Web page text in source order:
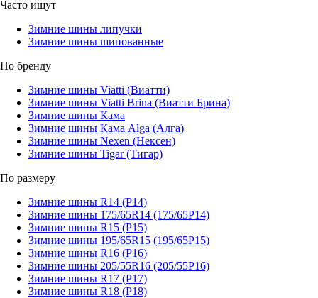
Часто ищут
Зимние шины липучки
Зимние шины шипованные
По бренду
Зимние шины Viatti (Виатти)
Зимние шины Viatti Brina (Виатти Брина)
Зимние шины Кама
Зимние шины Кама Alga (Алга)
Зимние шины Nexen (Нексен)
Зимние шины Tigar (Тигар)
По размеру
Зимние шины R14 (Р14)
Зимние шины 175/65R14 (175/65Р14)
Зимние шины R15 (Р15)
Зимние шины 195/65R15 (195/65Р15)
Зимние шины R16 (Р16)
Зимние шины 205/55R16 (205/55Р16)
Зимние шины R17 (Р17)
Зимние шины R18 (Р18)